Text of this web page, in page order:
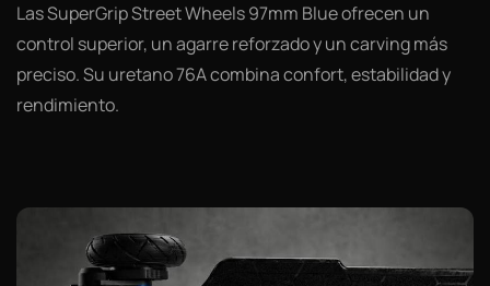
Las SuperGrip Street Wheels 97mm Blue ofrecen un
control superior, un agarre reforzado y un carving más
preciso. Su uretano 76A combina confort, estabilidad y
rendimiento.